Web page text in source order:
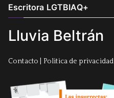
Escritora LGTBIAQ+
Lluvia Beltrán
Contacto Politica de privacidad